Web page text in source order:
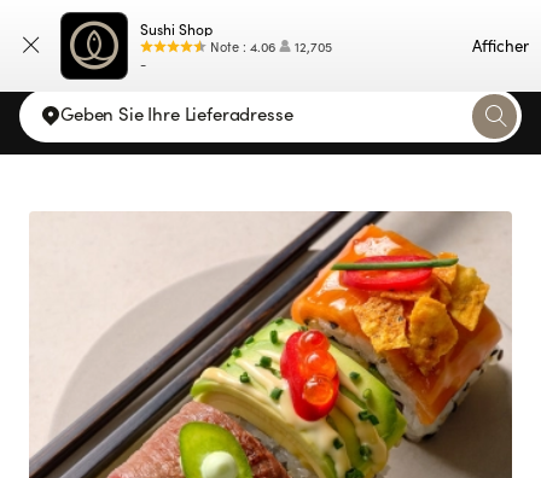
Sushi Shop
Note : 4.06
12,705
-
Afficher
Kaart
Geben Sie Ihre Lieferadresse